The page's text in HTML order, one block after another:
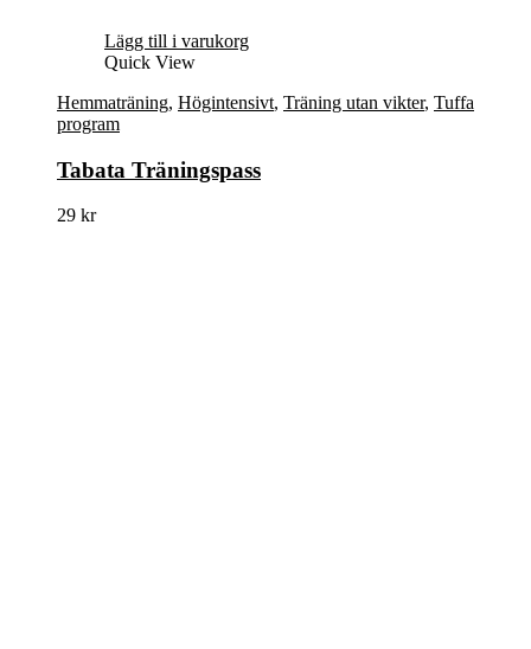
Lägg till i varukorg
Quick View
Hemmaträning, Högintensivt, Träning utan vikter, Tuffa
program
Tabata Träningspass
29 kr